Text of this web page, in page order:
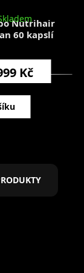
Nutrihair
60 kapslí
Kč